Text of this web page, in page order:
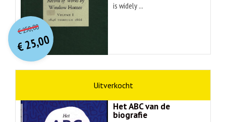
is widely ...
€250,00O
orspr
onkelijke
prijs
was:
€ 250,00.
€25,00
Huidige
prijs
is:
€ 25,00.
Het ABC van de
biografie